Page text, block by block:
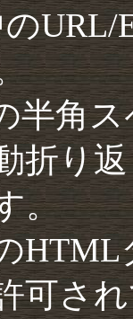
URL/
半角
折り
。
HTML
可さ